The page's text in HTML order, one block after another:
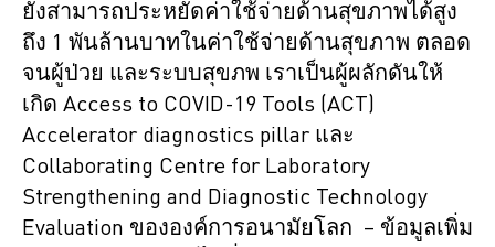
ยังสามารถประหยัดค่าใช้จ่ายด้านสุขภาพได้สูง
ถึง 1 พันล้านบาทในค่าใช้จ่ายด้านสุขภาพ ตลอด
จนผู้ป่วย และระบบสุขภพ เราเป็นผู้ผลักดันให้
เกิด Access to COVID-19 Tools (ACT)
Accelerator diagnostics pillar และ
Collaborating Centre for Laboratory
Strengthening and Diagnostic Technology
Evaluation ขององค์การอนามัยโลก – ข้อมูลเพิ่ม